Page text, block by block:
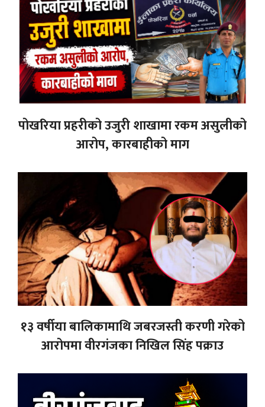
पोखरिया प्रहरीको उजुरी शाखामा रकम असुलीको
आरोप, कारबाहीको माग
१३ वर्षीया बालिकामाथि जबरजस्ती करणी गरेको
आरोपमा वीरगंजका निखिल सिंह पक्राउ